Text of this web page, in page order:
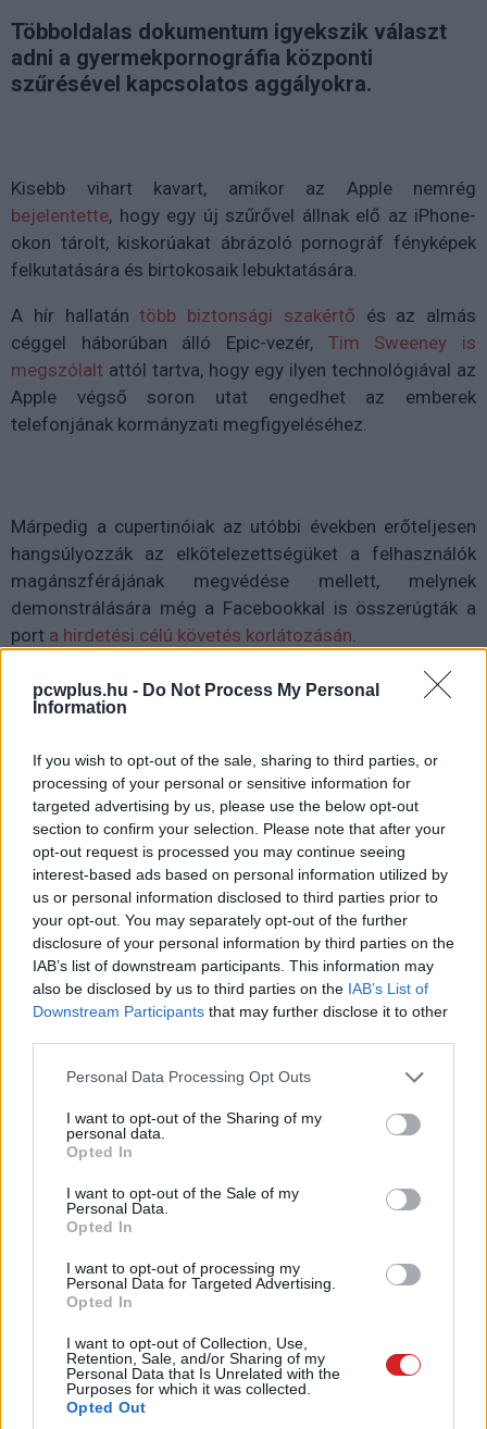
pcwplus.hu - Do Not Process My Personal
Information
If you wish to opt-out of the sale, sharing to third parties, or
processing of your personal or sensitive information for
targeted advertising by us, please use the below opt-out
section to confirm your selection. Please note that after your
opt-out request is processed you may continue seeing
interest-based ads based on personal information utilized by
us or personal information disclosed to third parties prior to
your opt-out. You may separately opt-out of the further
disclosure of your personal information by third parties on the
IAB’s list of downstream participants. This information may
also be disclosed by us to third parties on the IAB’s List of
Downstream Participants that may further disclose it to other
Please note that this website/app uses one or more Google
not limited to your visit or usage behaviour. You may click to
grant or deny consent to Google and its third-party tags to
use your data for below specified purposes in below Google
consent section.
Personal Data Processing Opt Outs
I want to opt-out of the Sharing of my
personal data.
Opted In
I want to opt-out of the Sale of my
Personal Data.
Opted In
I want to opt-out of processing my
Personal Data for Targeted Advertising.
Opted In
I want to opt-out of Collection, Use,
Retention, Sale, and/or Sharing of my
Personal Data that Is Unrelated with the
Purposes for which it was collected.
Opted Out
Többoldalas dokumentum igyekszik választ
adni a gyermekpornográfia központi
szűrésével kapcsolatos aggályokra.
Kisebb vihart kavart, amikor az Apple nemrég
bejelentette, hogy egy új szűrővel állnak elő az iPhone-
okon tárolt, kiskorúakat ábrázoló pornográf fényképek
felkutatására és birtokosaik lebuktatására.
A hír hallatántöbb biztonsági szakértő és az almás
céggel háborúban álló Epic-vezér, Tim Sweeney is
megszólalt attól tartva, hogy egy ilyen technológiával az
Apple végső soron utat engedhet az emberek
telefonjának kormányzati megfigyeléséhez.
Márpedig a cupertinóiak az utóbbi években erőteljesen
hangsúlyozzák az elkötelezettségüket a felhasználók
magánszférájának megvédése mellett, melynek
demonstrálására még a Facebookkal is összerúgták a
port a hirdetési célú követés korlátozásán
Nem csoda hát, hogy a megfigyeléstől tartó kritikákra
reagálva az Apple kommunikációs stábja vészüzembe
dokumentummal, amely kérdés-felelet formában
igyekszik eloszlatni a pedofilszűrővel kapcsolatos
kételyeket.
"Az Apple-nél az a célunk, hogy olyan
technológiát hozzunk létre, amely hatalmat ad az
embereknek és gazdagítja az életüket, miközben
növeli a biztonságukat is. Meg akarjuk védeni a
gyermekeket a ragadozóktól, akik
kommunikációs eszközökkel érik el és használják
ki őket, és korlátozni szeretnénk a gyermekek
Sexual Abuse Material - SCAM) terjedését."
- írja az anyag bevezetője. Az Apple szerint az új funkciót
arra tervezték, hogy az illegális fotókat távol tartsa az
cégnek a többi fényképről. A szűrő így a vállalat ígérete
szerint csak azokat érinti, akik az iCloud Fotók
segítségével szinkronizálják a galériájukat.
Az Apple továbbá azt is állítja, hogy az ellenőrzés nem
terjed ki "semmiféle egyéb, készüléken tárolt adatra",
illetve az iMessage-re sem. Az utóbbi válasz arra
kritikára, hogy a technológiával az Apple bepillantást
nyerhet a titkosított üzenetek tartalmába is.